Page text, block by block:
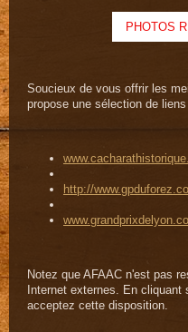
PHOTOS
Soucieux de vous offrir les
propose une sélection de
http://
Notez que AFAAC n'est pas
Internet externes. En
acceptez cette disposition.